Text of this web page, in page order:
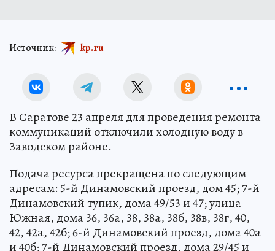
Источник: kp.ru
В Саратове 23 апреля для проведения ремонта
коммуникаций отключили холодную воду в
Заводском районе.
Подача ресурса прекращена по следующим
адресам: 5-й Динамовский проезд, дом 45; 7-й
Динамовский тупик, дома 49/53 и 47; улица
Южная, дома 36, 36а, 38, 38а, 38б, 38в, 38г, 40,
42, 42а, 42б; 6-й Динамовский проезд, дома 40а
и 40б; 7-й Динамовский проезд, дома 29/45 и